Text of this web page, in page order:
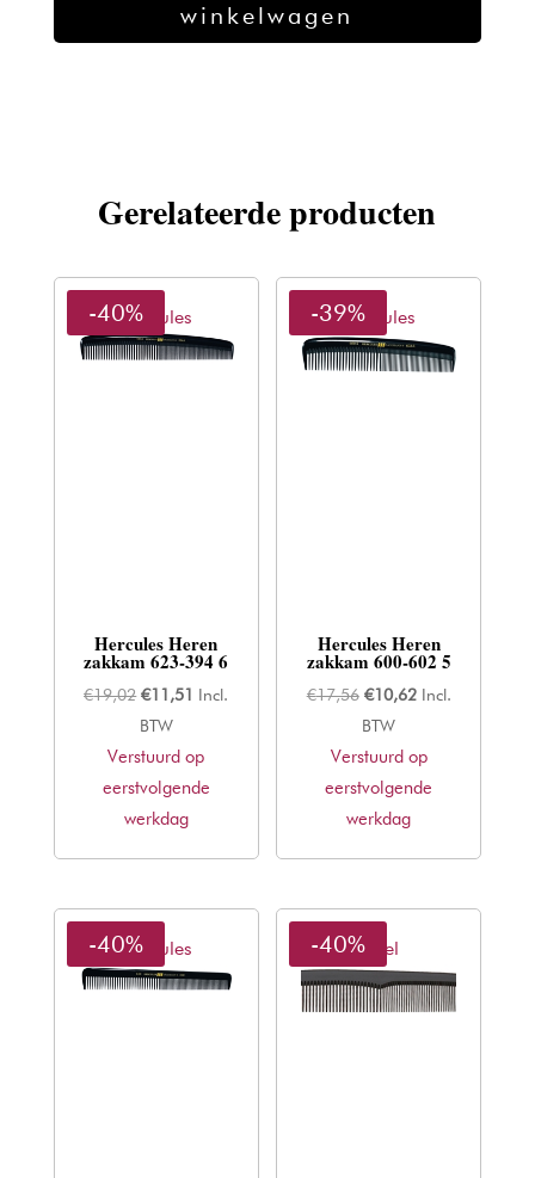
winkelwagen
Gerelateerde producten
Hercules
-40%
Hercules Heren
zakkam 623-394 6
€19,02 Oorspronkelijke
prijs
was:
€19,02.
€11,51 Huidige
is:
€11,51.
Incl.
BTW
Verstuurd op
eerstvolgende
werkdag
Hercules
-39%
Hercules Heren
zakkam 600-602 5
€17,56 Oorspronkelijke
prijs
was:
€17,56.
€10,62Huidige
is:
€10,62.
Incl.
BTW
Verstuurd op
eerstvolgende
werkdag
Hercules
-40% Sibel
-40%